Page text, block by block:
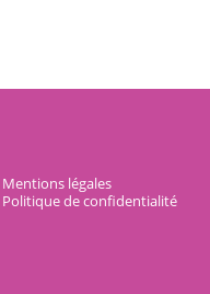
Mentions légales
Politique de confidentialité